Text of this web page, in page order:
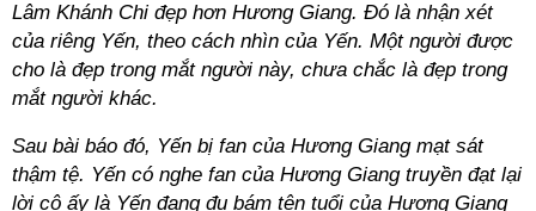
Lâm Khánh Chi đẹp hơn Hương Giang. Đó là nhận xét
của riêng Yến, theo cách nhìn của Yến. Một người được
cho là đẹp trong mắt người này, chưa chắc là đẹp trong
mắt người khác.
Sau bài báo đó, Yến bị fan của Hương Giang mạt sát
thậm tệ. Yến có nghe fan của Hương Giang truyền đạt lại
lời cô ấy là Yến đang đu bám tên tuổi của Hương Giang